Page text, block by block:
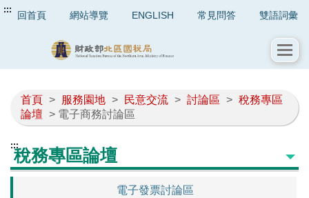
::: 回首頁 網站導覽 ENGLISH 常見問答 雙語詞彙
首頁 > 服務園地 > 民意交流 > 討論區 > 稅務專區
論壇 > 電子商務討論區
:::稅務專區論壇
電子發票討論區